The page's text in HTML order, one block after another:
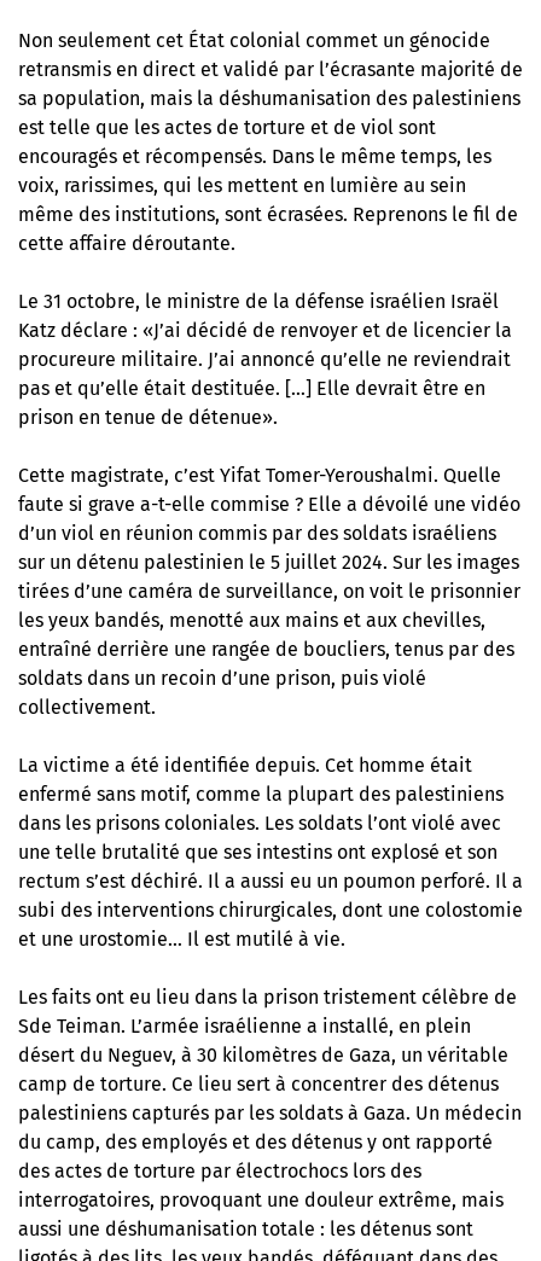
Non seulement cet État colonial commet un génocide
retransmis en direct et validé par l’écrasante majorité de
sa population, mais la déshumanisation des palestiniens
est telle que les actes de torture et de viol sont
encouragés et récompensés. Dans le même temps, les
voix, rarissimes, qui les mettent en lumière au sein
même des institutions, sont écrasées. Reprenons le fil de
cette affaire déroutante.
Le 31 octobre, le ministre de la défense israélien Israël
Katz déclare : «J’ai décidé de renvoyer et de licencier la
procureure militaire. J’ai annoncé qu’elle ne reviendrait
pas et qu’elle était destituée. […] Elle devrait être en
prison en tenue de détenue».
Cette magistrate, c’est Yifat Tomer-Yeroushalmi. Quelle
faute si grave a-t-elle commise ? Elle a dévoilé une vidéo
d’un viol en réunion commis par des soldats israéliens
sur un détenu palestinien le 5 juillet 2024. Sur les images
tirées d’une caméra de surveillance, on voit le prisonnier
les yeux bandés, menotté aux mains et aux chevilles,
entraîné derrière une rangée de boucliers, tenus par des
soldats dans un recoin d’une prison, puis violé
collectivement.
La victime a été identifiée depuis. Cet homme était
enfermé sans motif, comme la plupart des palestiniens
dans les prisons coloniales. Les soldats l’ont violé avec
une telle brutalité que ses intestins ont explosé et son
rectum s’est déchiré. Il a aussi eu un poumon perforé. Il a
subi des interventions chirurgicales, dont une colostomie
et une urostomie… Il est mutilé à vie.
Les faits ont eu lieu dans la prison tristement célèbre de
Sde Teiman. L’armée israélienne a installé, en plein
désert du Neguev, à 30 kilomètres de Gaza, un véritable
camp de torture. Ce lieu sert à concentrer des détenus
palestiniens capturés par les soldats à Gaza. Un médecin
du camp, des employés et des détenus y ont rapporté
des actes de torture par électrochocs lors des
interrogatoires, provoquant une douleur extrême, mais
aussi une déshumanisation totale : les détenus sont